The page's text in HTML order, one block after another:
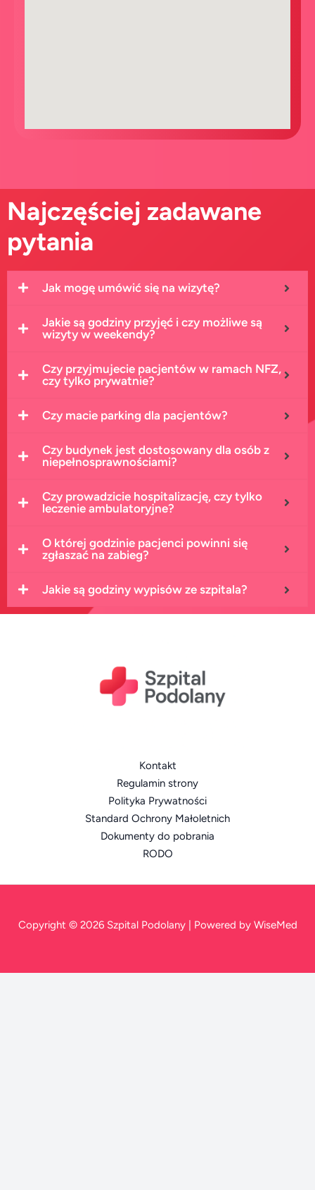
Najczęściej zadawane
pytania
Jak mogę umówić się na wizytę?
Jakie są godziny przyjęć i czy możliwe są
wizyty w weekendy?
Czy przyjmujecie pacjentów w ramach NFZ,
czy tylko prywatnie?
Czy macie parking dla pacjentów?
Czy budynek jest dostosowany dla osób z
niepełnosprawnościami?
Czy prowadzicie hospitalizację, czy tylko
leczenie ambulatoryjne?
O której godzinie pacjenci powinni się
zgłaszać na zabieg?
Jakie są godziny wypisów ze szpitala?
Kontakt
Regulamin strony
Polityka Prywatności
Standard Ochrony Małoletnich
Dokumenty do pobrania
RODO
Copyright © 2026 Szpital Podolany | Powered by WiseMed